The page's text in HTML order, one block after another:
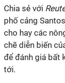
Chia sẻ với
phố cảng
cho hay các
chẽ diễn biến
để đánh giá bất
tới.